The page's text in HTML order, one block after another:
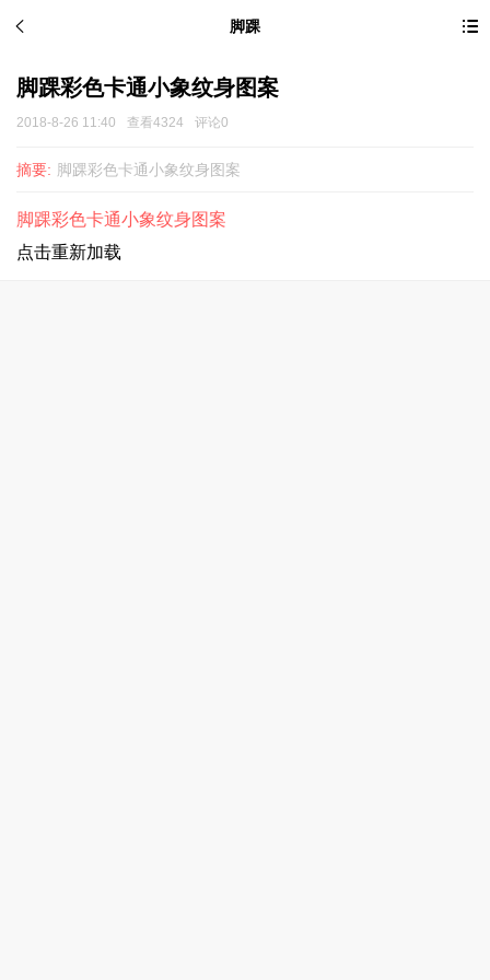
脚踝
脚踝彩色卡通小象纹身图案
2018-8-26 11:40 查看4324 评论0
摘要: 脚踝彩色卡通小象纹身图案
脚踝彩色卡通小象纹身图案
点击重新加载